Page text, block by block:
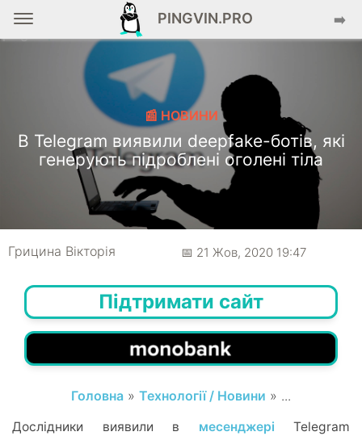
PINGVIN.PRO ➡️
📰 НОВИНИ
В Telegram виявили deepfake-ботів, які
генерують підроблені оголені тіла
Грицина Вікторія 📅 21 Жов, 2020 19:47
Підтримати сайт
Головна » Технології / Новини » ...
Дослідники виявили в месенджері Telegram